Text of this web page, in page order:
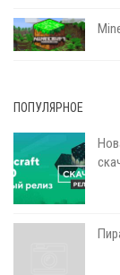
ПОПУЛЯРНОЕ